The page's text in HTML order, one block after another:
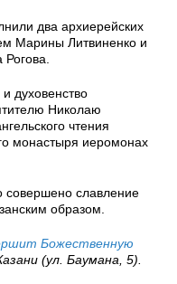
два архиерейских
Марины Литвиненко и
духовенство
Николаю
чтения
монастыря иеромонах
совершено славление
образом.
Божественную
(ул. Баумана, 5).